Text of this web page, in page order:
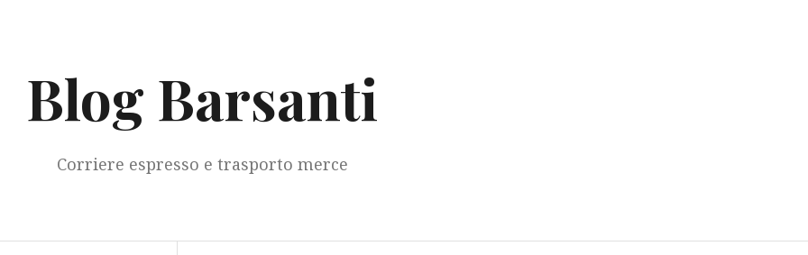
Blog Barsanti
Corriere espresso e trasporto merce